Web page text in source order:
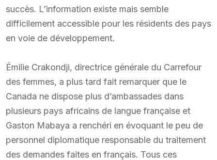
succès. L’information existe mais semble
difficilement accessible pour les résidents des pays
en voie de développement.
Émilie Crakondji, directrice générale du Carrefour
des femmes, a plus tard fait remarquer que le
Canada ne dispose plus d’ambassades dans
plusieurs pays africains de langue française et
Gaston Mabaya a renchéri en évoquant le peu de
personnel diplomatique responsable du traitement
des demandes faites en français. Tous ces